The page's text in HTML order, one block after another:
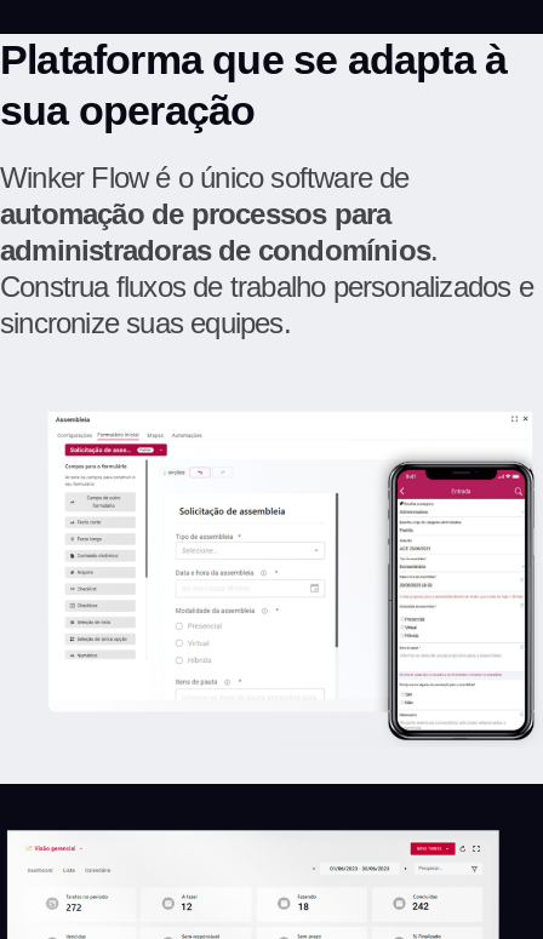
Plataforma que se adapta à
sua operação
Winker Flow é o único software de
automação de processos para
administradoras de condomínios.
Construa fluxos de trabalho personalizados e
sincronize suas equipes.